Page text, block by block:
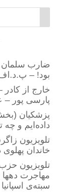
ضارب سلمان
بود! –
خارج از
پارسی پور
داده‌ایم و چه
تلویزیون
خاندان
تلویزیون
مهاجرت
سبته‌ی اسپانیا